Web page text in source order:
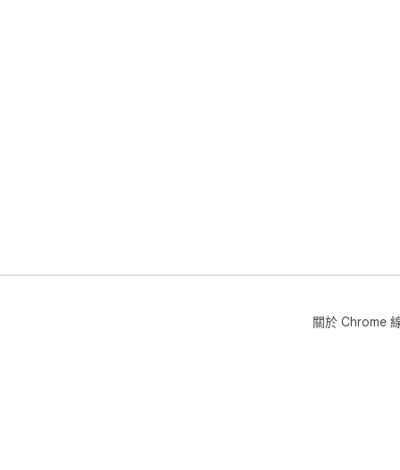
關於 Chrome